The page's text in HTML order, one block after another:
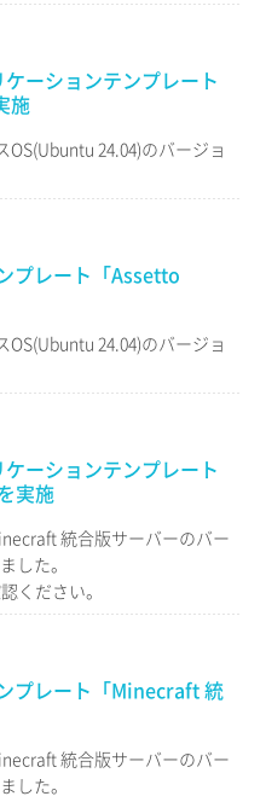
ーションテンプレート
施
OS(Ubuntu 24.04)のバージョ
プレート「Assetto
OS(Ubuntu 24.04)のバージョ
ーションテンプレート
実施
統合版サーバーのバー
した。
ください。
プレート「Minecraft 統
統合版サーバーのバー
した。